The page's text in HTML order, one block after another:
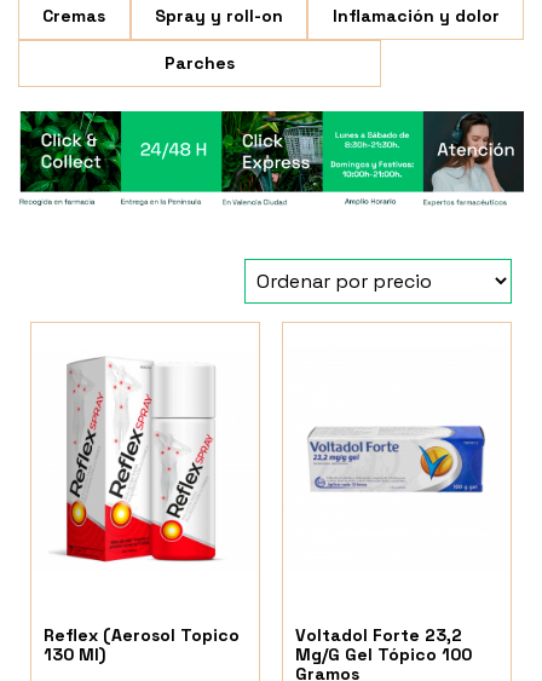
Cremas Spray y roll-on Inflamación y dolor
Parches
Reflex (Aerosol Topico
130 Ml)
Voltadol Forte 23,2
Mg/G Gel Tópico 100
Gramos